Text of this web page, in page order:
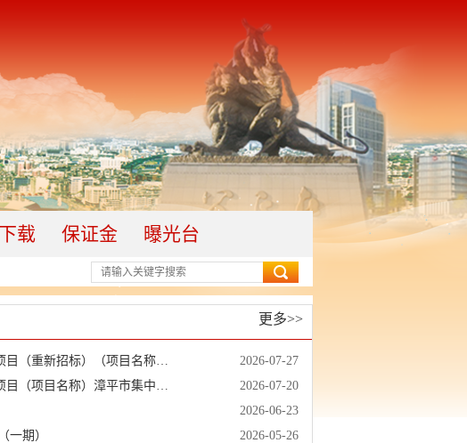
载 保证金 曝光台
更多>>
【依法进场】漳平市集中式饮用水水源地保护工程(二阶段)项目（重新招标）（项目名称）漳平市集中式饮用水水源地保护工程(二阶段)项目（重新招标）（标段名称）施工招标公告
2026-07-27
【依法进场】漳平市集中式饮用水水源地保护工程(二阶段)项目（项目名称）漳平市集中式饮用水水源地保护工程(二阶段)（标段名称）施工招标公告
2026-07-20
2026-06-23
一期）
2026-05-26